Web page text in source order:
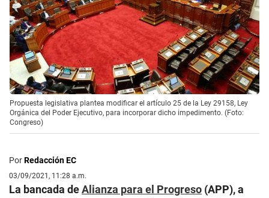
Propuesta legislativa plantea modificar el artículo 25 de la Ley 29158, Ley
Orgánica del Poder Ejecutivo, para incorporar dicho impedimento. (Foto:
Congreso)
PorRedacción EC
03/09/2021, 11:28 a.m.
La bancada deAlianza para el Progreso (APP), a